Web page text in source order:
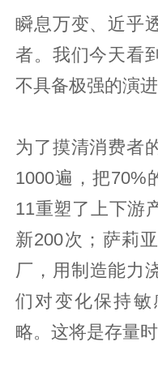
瞬息万变、近乎
者。我们今天看
不具备极强的演进
为了摸清消费者
1000遍，把70%
11重塑了上下游
新200次；萨莉
厂，用制造能
们对变化保持
略。这将是存量